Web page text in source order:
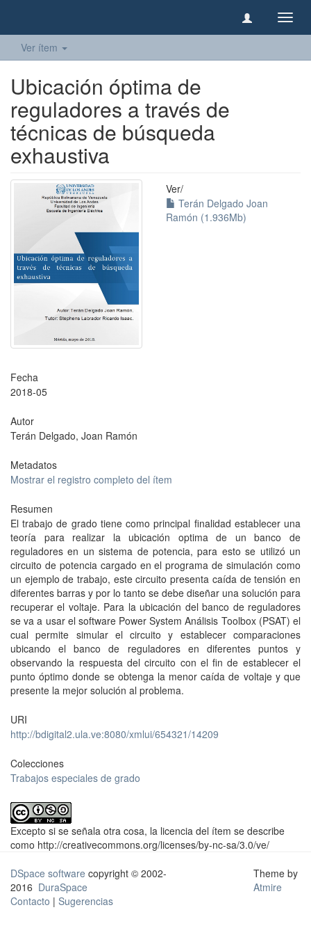
Ver ítem
Ubicación óptima de
reguladores a través de
técnicas de búsqueda
exhaustiva
Ver/
Terán Delgado Joan
Ramón (1.936Mb)
Fecha
2018-05
Autor
Terán Delgado, Joan Ramón
Metadatos
Mostrar el registro completo del ítem
Resumen
El trabajo de grado tiene como principal finalidad establecer una
teoría para realizar la ubicación optima de un banco de
reguladores en un sistema de potencia, para esto se utilizó un
circuito de potencia cargado en el programa de simulación como
un ejemplo de trabajo, este circuito presenta caída de tensión en
diferentes barras y por lo tanto se debe diseñar una solución para
recuperar el voltaje. Para la ubicación del banco de reguladores
se va a usar el software Power System Análisis Toolbox (PSAT) el
cual permite simular el circuito y establecer comparaciones
ubicando el banco de reguladores en diferentes puntos y
observando la respuesta del circuito con el fin de establecer el
punto óptimo donde se obtenga la menor caída de voltaje y que
presente la mejor solución al problema.
URI
http://bdigital2.ula.ve:8080/xmlui/654321/14209
Colecciones
Trabajos especiales de grado
Excepto si se señala otra cosa, la licencia del ítem se describe
como http://creativecommons.org/licenses/by-nc-sa/3.0/ve/
DSpace software copyright © 2002-
2016 DuraSpace
Contacto | Sugerencias
Theme by
Atmire